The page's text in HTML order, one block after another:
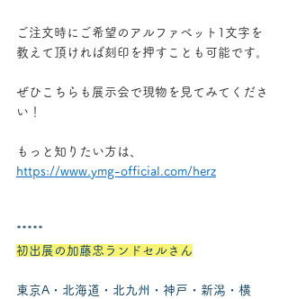
ご注文時にご希望のアルファベット1文字を
教えて頂ければ刻印を押すことも可能です。
ぜひこちらも展示会で現物を見てみてくださ
い！
もっと知りたい方は、
https://www.ymg-official.com/herz
*****
初出展の加藤忠ランドセルさん
東京A・北海道・北九州・神戸・新潟・横